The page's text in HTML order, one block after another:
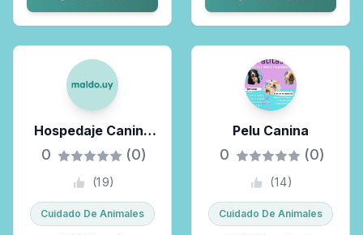
Hospedaje Canino
Ocean Can
0 (0)
(19)
Cuidado De Animales
Pelu Canina
0 (0)
(14)
Cuidado De Animales